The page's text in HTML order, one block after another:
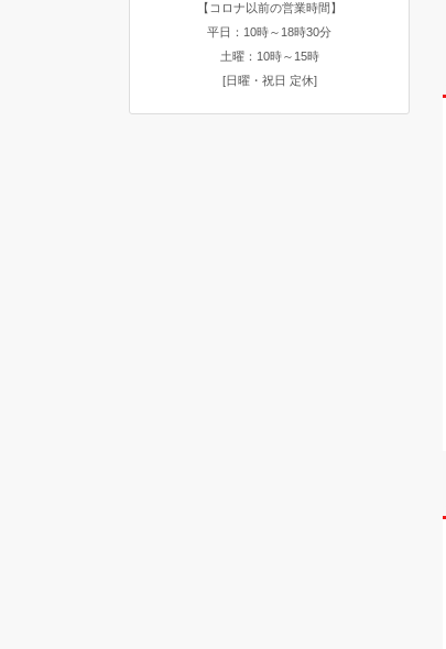
【コロナ以前の営業時間】
平日：10時～18時30分
土曜：10時～15時
[日曜・祝日 定休]